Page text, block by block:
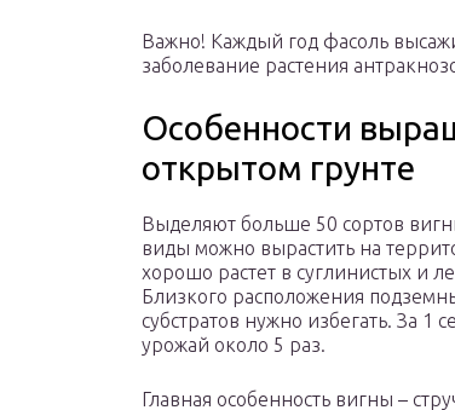
Важно! Каждый год фасоль
заболевание растения
Особенности
открытом грунте
Выделяют больше 50 сортов
виды можно вырастить на
хорошо растет в суглинистых и
Близкого расположения
субстратов нужно избегать. За 1
урожай около 5 раз.
Главная особенность вигны –